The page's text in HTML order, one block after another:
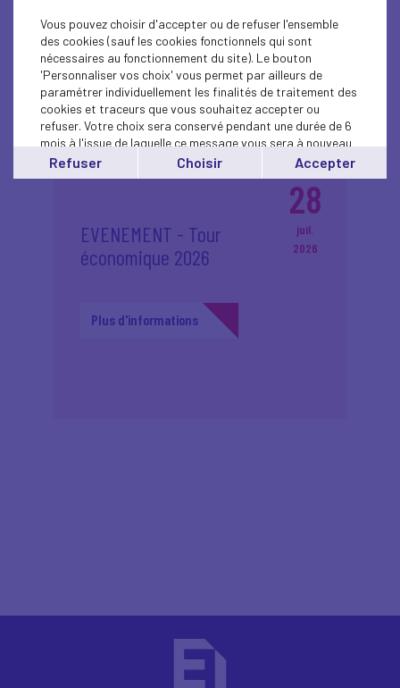
Plus d'informations
28
juil.
2026
EVENEMENT - Tour
économique 2026
Plus d'informations
Vous pouvez choisir d'accepter ou de refuser l'ensemble
des cookies (sauf les cookies fonctionnels qui sont
nécessaires au fonctionnement du site). Le bouton
'Personnaliser vos choix' vous permet par ailleurs de
paramétrer individuellement les finalités de traitement des
cookies et traceurs que vous souhaitez accepter ou
refuser. Votre choix sera conservé pendant une durée de 6
mois à l'issue de laquelle ce message vous sera à nouveau
affiché..
Vous pouvez modifier votre choix à tout moment en
Refuser Choisir Accepter